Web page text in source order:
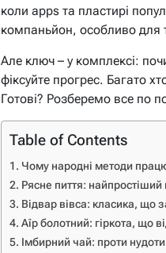
коли apps та пластирі
компаньйон, особливо для
Але ключ – у комплексі:
фіксуйте прогрес. Багато
Готові? Розберемо все по
Table of Contents
Чому народні методи
Рясне пиття: найпростіший
Відвар вівса: класика, що
Аїр болотний: гіркота, що
Імбирний чай: проти